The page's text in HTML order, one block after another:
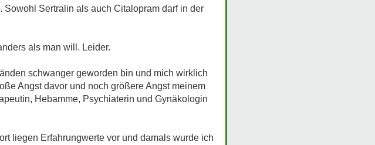
Sertralin als auch Citalopram darf in der
als man will. Leider.
schwanger geworden bin und mich wirklich
Angst davor und noch größere Angst meinem
Hebamme, Psychiaterin und Gynäkologin
liegen Erfahrungwerte vor und damals wurde ich